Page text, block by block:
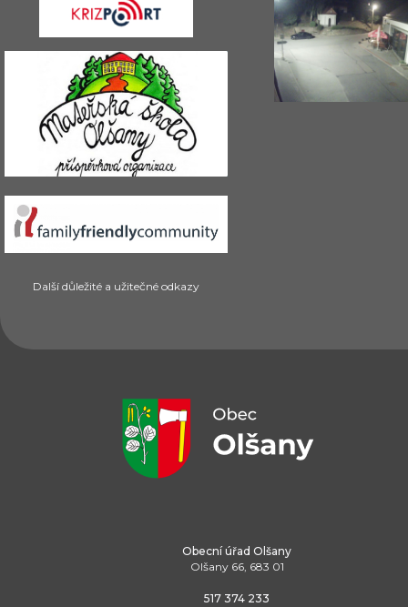
Další důležité a užitečné odkazy
Obecní úřad Olšany
Olšany 66, 683 01
517 374 233